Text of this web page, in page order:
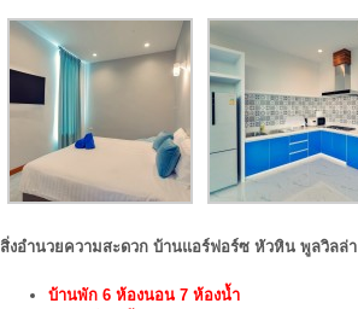
สิ่งอำนวยความสะดวก บ้านแอร์ฟอร์ซ หัวหิน พูลวิลล่า
บ้านพัก 6 ห้องนอน 7 ห้องน้ำ